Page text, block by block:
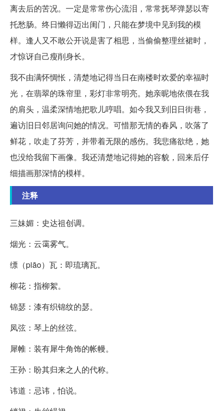
离去后的苦况。一定是常常伤心流泪，常常抚琴弹瑟以寄
托愁肠。终日懒得迈出闺门，只能在梦境中见到我的模
样。逢人又不敢公开说是害了相思，当偷偷整理丝裙时，
才惊讶自己瘦削身长。
我不由满怀惆怅，清楚地记得当日在南楼时欢爱的幸福时
光，在翡翠的珠帘里，彩灯非常明亮。她亲昵地依偎在我
的肩头，温柔深情地把歌儿哼唱。如今我又到旧日街巷，
遍访旧日邻居询问她的情况。可惜那无情的春风，吹落了
鲜花，吹走了芬芳，并带着无限的感伤。我悲痛欲绝，她
也没给我留下画像。我还清楚地记得她的容貌，回来后仔
细描画那深情的模样。
注释
三妹媚：史达祖创调。
烟光：云霭雾气。
缥（piāo）瓦：即琉璃瓦。
柳花：指柳絮。
锦瑟：漆有织锦纹的瑟。
凤弦：琴上的丝弦。
犀帷：装有犀牛角饰的帐幔。
王孙：盼其归来之人的代称。
讳道：忌讳，怕说。